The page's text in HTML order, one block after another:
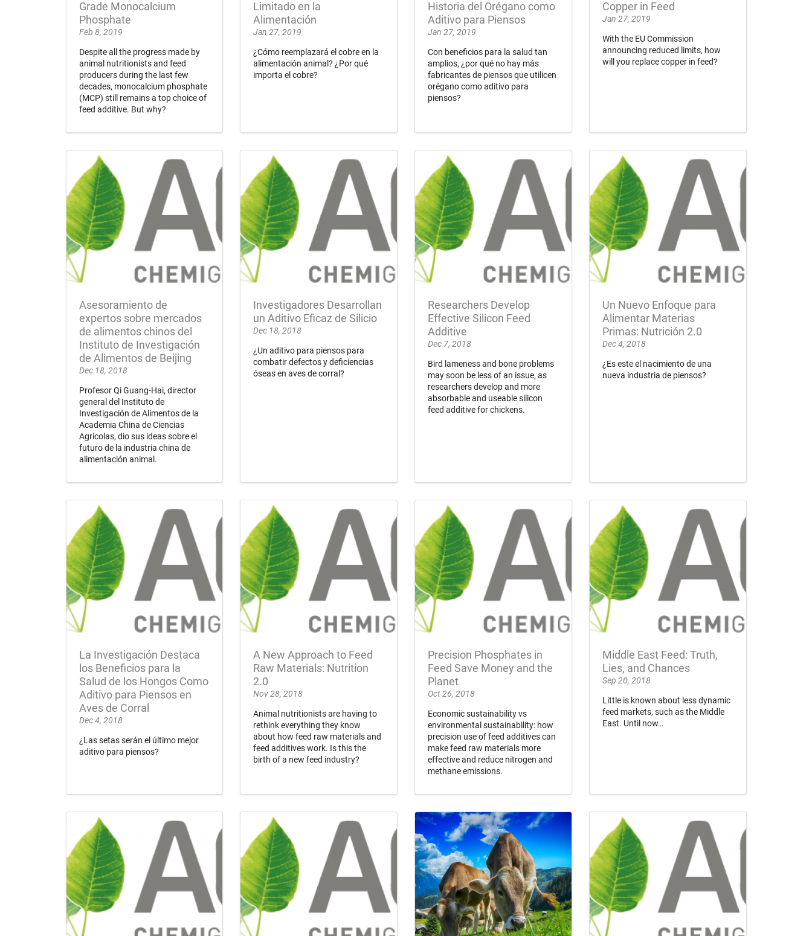
Grade Monocalcium
Phosphate
Feb 8, 2019
Despite all the progress made by
animal nutritionists and feed
producers during the last few
decades, monocalcium phosphate
(MCP) still remains a top choice of
feed additive. But why?
Limitado en la
Alimentación
Jan 27, 2019
¿Cómo reemplazará el cobre en la
alimentación animal? ¿Por qué
importa el cobre?
Historia del Orégano como
Aditivo para Piensos
Jan 27, 2019
Con beneficios para la salud tan
amplios, ¿por qué no hay más
fabricantes de piensos que utilicen
orégano como aditivo para
piensos?
Copper in Feed
Jan 27, 2019
With the EU Commission
announcing reduced limits, how
will you replace copper in feed?
Asesoramiento de
expertos sobre mercados
de alimentos chinos del
Instituto de Investigación
de Alimentos de Beijing
Dec 18, 2018
Profesor Qi Guang-Hai, director
general del Instituto de
Investigación de Alimentos de la
Academia China de Ciencias
Agrícolas, dio sus ideas sobre el
futuro de la industria china de
alimentación animal.
Investigadores Desarrollan
un Aditivo Eficaz de Silicio
Dec 18, 2018
¿Un aditivo para piensos para
combatir defectos y deficiencias
óseas en aves de corral?
Researchers Develop
Effective Silicon Feed
Additive
Dec 7, 2018
Bird lameness and bone problems
may soon be less of an issue, as
researchers develop and more
absorbable and useable silicon
feed additive for chickens.
Un Nuevo Enfoque para
Alimentar Materias
Primas: Nutrición 2.0
Dec 4, 2018
¿Es este el nacimiento de una
nueva industria de piensos?
La Investigación Destaca
los Beneficios para la
Salud de los Hongos Como
Aditivo para Piensos en
Aves de Corral
Dec 4, 2018
¿Las setas serán el último mejor
aditivo para piensos?
A New Approach to Feed
Raw Materials: Nutrition
2.0
Nov 28, 2018
Animal nutritionists are having to
rethink everything they know
about how feed raw materials and
feed additives work. Is this the
birth of a new feed industry?
Precision Phosphates in
Feed Save Money and the
Planet
Oct 26, 2018
Economic sustainability vs
environmental sustainability: how
precision use of feed additives can
make feed raw materials more
effective and reduce nitrogen and
methane emissions.
Middle East Feed: Truth,
Lies, and Chances
Sep 20, 2018
Little is known about less dynamic
feed markets, such as the Middle
East. Until now…